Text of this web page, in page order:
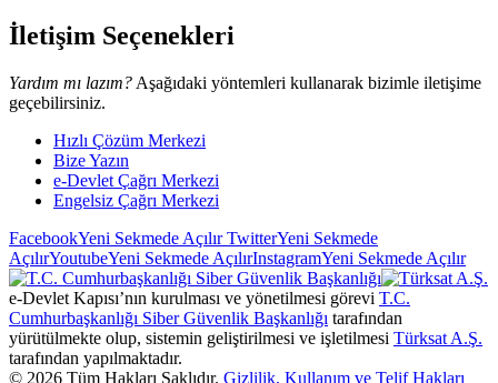
İletişim Seçenekleri
Yardım mı lazım? Aşağıdaki yöntemleri kullanarak bizimle iletişime
geçebilirsiniz.
Hızlı Çözüm Merkezi
Bize Yazın
e-Devlet Çağrı Merkezi
Engelsiz Çağrı Merkezi
FacebookYeni Sekmede AçılırTwitterYeni Sekmede
AçılırYoutubeYeni Sekmede AçılırInstagramYeni Sekmede Açılır
e-Devlet Kapısı’nın kurulması ve yönetilmesi görevi T.C.
Cumhurbaşkanlığı Siber Güvenlik Başkanlığı tarafından
yürütülmekte olup, sistemin geliştirilmesi ve işletilmesi Türksat A.Ş.
tarafından yapılmaktadır.
© 2026 Tüm Hakları Saklıdır. Gizlilik, Kullanım ve Telif Hakları